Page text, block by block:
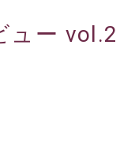
トスペース
ー vol.2